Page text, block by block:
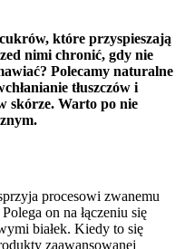
które przyspieszają
nimi chronić, gdy nie
Polecamy naturalne
tłuszczów i
skórze. Warto po nie
procesowi zwanemu
on na łączeniu się
białek. Kiedy to się
zaawansowanej